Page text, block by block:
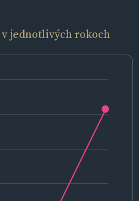
v jednotlivých rokoch